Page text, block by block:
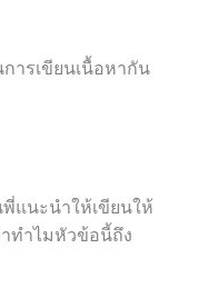
ารเขียนเนื้อหากัน
แนะนำให้เขียนให้
ทำไมหัวข้อนี้ถึง